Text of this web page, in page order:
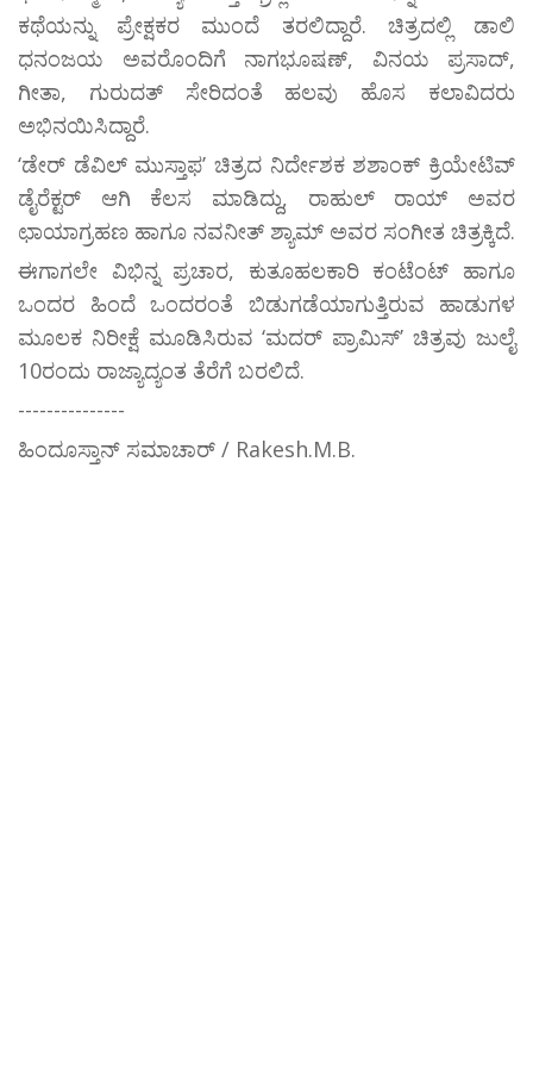
ಕಥೆಯನ್ನು ಪ್ರೇಕ್ಷಕರ ಮುಂದೆ ತರಲಿದ್ದಾರೆ. ಚಿತ್ರದಲ್ಲಿ ಡಾಲಿ
ಧನಂಜಯ ಅವರೊಂದಿಗೆ ನಾಗಭೂಷಣ್, ವಿನಯ ಪ್ರಸಾದ್,
ಗೀತಾ, ಗುರುದತ್ ಸೇರಿದಂತೆ ಹಲವು ಹೊಸ ಕಲಾವಿದರು
ಅಭಿನಯಿಸಿದ್ದಾರೆ.
‘ಡೇರ್ ಡೆವಿಲ್ ಮುಸ್ತಾಫ’ ಚಿತ್ರದ ನಿರ್ದೇಶಕ ಶಶಾಂಕ್ ಕ್ರಿಯೇಟಿವ್
ಡೈರೆಕ್ಟರ್ ಆಗಿ ಕೆಲಸ ಮಾಡಿದ್ದು, ರಾಹುಲ್ ರಾಯ್ ಅವರ
ಛಾಯಾಗ್ರಹಣ ಹಾಗೂ ನವನೀತ್ ಶ್ಯಾಮ್ ಅವರ ಸಂಗೀತ ಚಿತ್ರಕ್ಕಿದೆ.
ಈಗಾಗಲೇ ವಿಭಿನ್ನ ಪ್ರಚಾರ, ಕುತೂಹಲಕಾರಿ ಕಂಟೆಂಟ್ ಹಾಗೂ
ಒಂದರ ಹಿಂದೆ ಒಂದರಂತೆ ಬಿಡುಗಡೆಯಾಗುತ್ತಿರುವ ಹಾಡುಗಳ
ಮೂಲಕ ನಿರೀಕ್ಷೆ ಮೂಡಿಸಿರುವ ‘ಮದರ್‌ ಪ್ರಾಮಿಸ್‌’ ಚಿತ್ರವು ಜುಲೈ
10ರಂದು ರಾಜ್ಯಾದ್ಯಂತ ತೆರೆಗೆ ಬರಲಿದೆ.
---------------
ಹಿಂದೂಸ್ತಾನ್ ಸಮಾಚಾರ್ / Rakesh.M.B.